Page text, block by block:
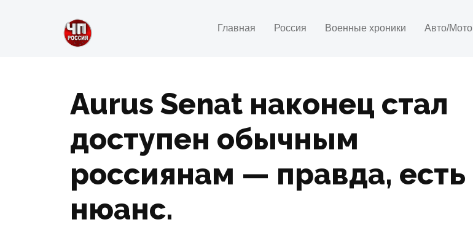
Главная Россия Военные хроники Авто/Мото
Aurus Senat наконец стал
доступен обычным
россиянам — правда, есть
нюанс.